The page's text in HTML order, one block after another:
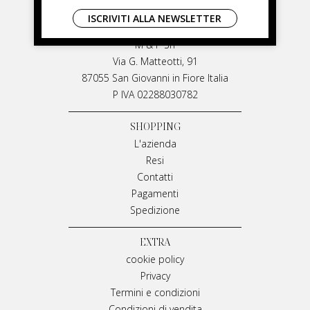
LIVIANA MIRARCHI
M & P Srl
Via G. Matteotti, 91
87055 San Giovanni in Fiore Italia
P IVA 02288030782
SHOPPING
L'azienda
Resi
Contatti
Pagamenti
Spedizione
EXTRA
cookie policy
Privacy
Termini e condizioni
ISCRIVITI ALLA NEWSLETTER